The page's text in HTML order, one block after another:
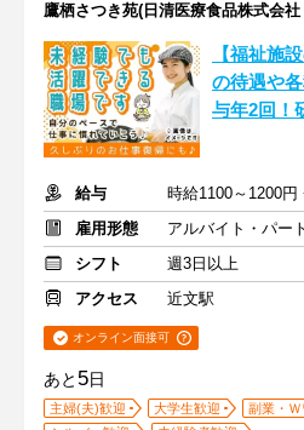
鷹栖さつき苑(日清医療食品株式会
【福祉施
の待遇や
与年2回！
給与
雇用形態
アルバイト・パート
シフト
週3日以上
アクセス
近文駅
オンライン面接可
あと 5日
主婦(夫)歓迎 大学生歓迎
副業・